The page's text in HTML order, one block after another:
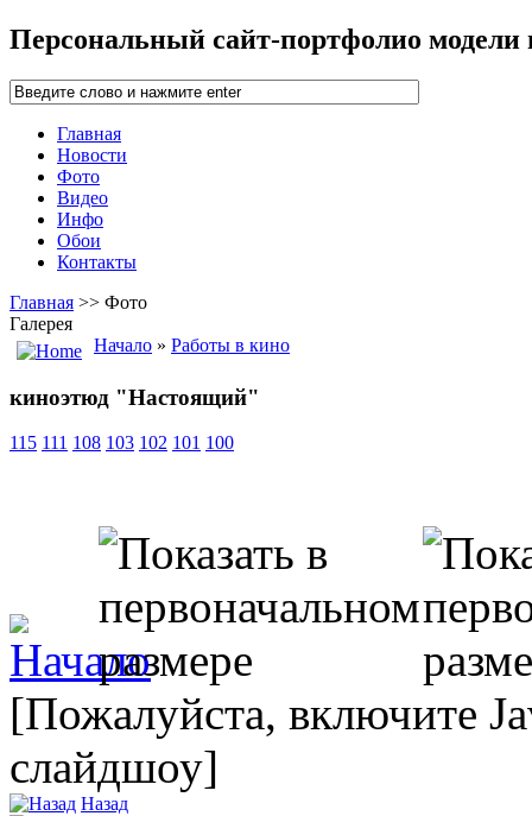
Персональный сайт-портфолио
Главная
Новости
Фото
Видео
Инфо
Обои
Контакты
Главная >> Фото
Галерея
Начало » Работы в кино
киноэтюд "Настоящий"
115 111 108 103 102 101 100
[Пожалуйста, включите
слайдшоу]
Назад